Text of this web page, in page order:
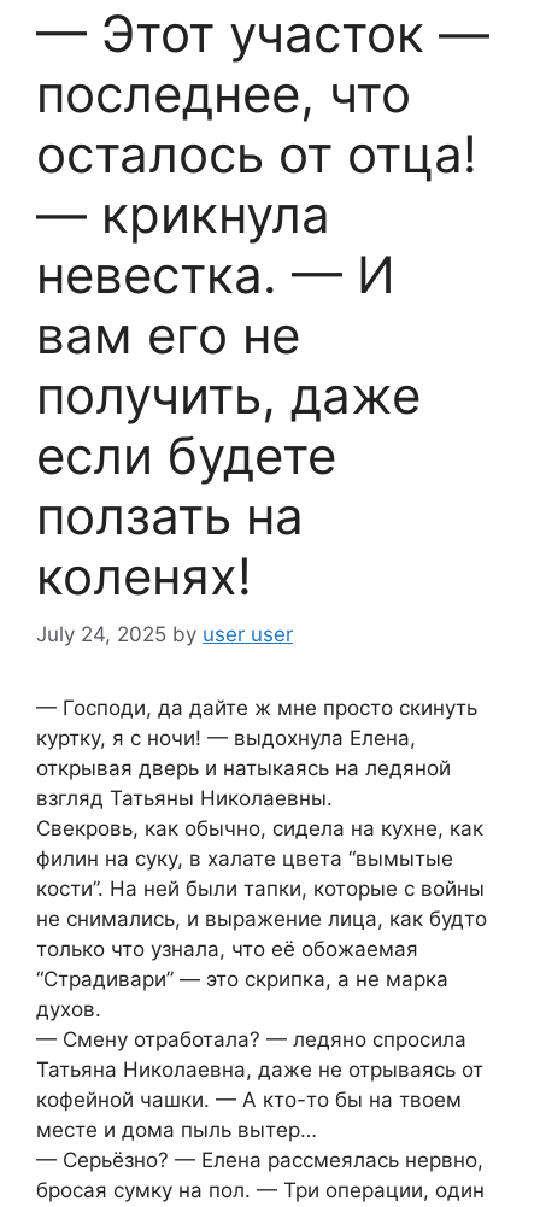
— Этот участок —
последнее, что
осталось от отца!
— крикнула
невестка. — И
вам его не
получить, даже
если будете
ползать на
коленях!
July 24, 2025 by user user
— Господи, да дайте ж мне просто скинуть
куртку, я с ночи! — выдохнула Елена,
открывая дверь и натыкаясь на ледяной
взгляд Татьяны Николаевны.
Свекровь, как обычно, сидела на кухне, как
филин на суку, в халате цвета “вымытые
кости”. На ней были тапки, которые с войны
не снимались, и выражение лица, как будто
только что узнала, что её обожаемая
“Страдивари” — это скрипка, а не марка
духов.
— Смену отработала? — ледяно спросила
Татьяна Николаевна, даже не отрываясь от
кофейной чашки. — А кто-то бы на твоем
месте и дома пыль вытер…
— Серьёзно? — Елена рассмеялась нервно,
бросая сумку на пол. — Три операции, один